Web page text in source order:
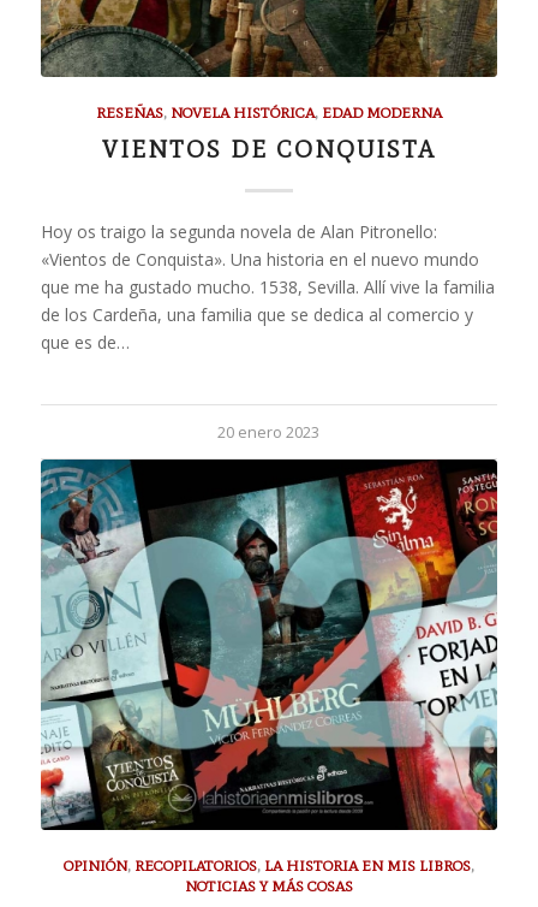
RESEÑAS, NOVELA HISTÓRICA, EDAD MODERNA
VIENTOS DE CONQUISTA
Hoy os traigo la segunda novela de Alan Pitronello:
«Vientos de Conquista». Una historia en el nuevo mundo
que me ha gustado mucho. 1538, Sevilla. Allí vive la familia
de los Cardeña, una familia que se dedica al comercio y
que es de…
20 enero 2023
OPINIÓN, RECOPILATORIOS, LA HISTORIA EN MIS LIBROS,
NOTICIAS Y MÁS COSAS